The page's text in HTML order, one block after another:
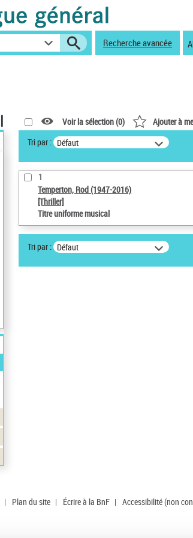
Recherche avancée
Voir la sélection (0) Ajouter à
Tri par : Défaut
1
Temperton, Rod (1947-2016)
[Thriller]
Titre uniforme musical
Tri par : Défaut
| Plan du site | Écrire à la BnF | Accessibilité (non